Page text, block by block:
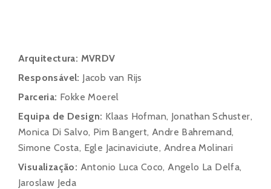
Arquitectura: MVRDV
Responsável: Jacob van Rijs
Parceria: Fokke Moerel
Equipa de Design: Klaas Hofman, Jonathan Schuster,
Monica Di Salvo, Pim Bangert, Andre Bahremand,
Simone Costa, Egle Jacinaviciute, Andrea Molinari
Visualização: Antonio Luca Coco, Angelo La Delfa,
Jaroslaw Jeda